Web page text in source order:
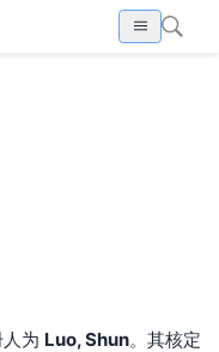
为 Luo, Shun。其核定